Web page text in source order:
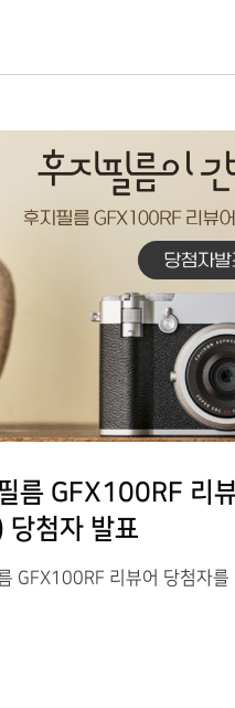
름 GFX100RF 리
당첨자 발표
GFX100RF 리뷰어 당첨자를